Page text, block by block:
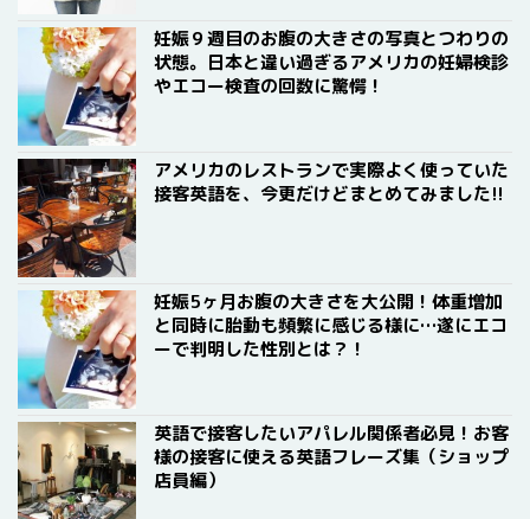
妊娠９週目のお腹の大きさの写真とつわりの
状態。日本と違い過ぎるアメリカの妊婦検診
やエコー検査の回数に驚愕！
アメリカのレストランで実際よく使っていた
接客英語を、今更だけどまとめてみました!!
妊娠5ヶ月お腹の大きさを大公開！体重増加
と同時に胎動も頻繁に感じる様に…遂にエコ
ーで判明した性別とは？！
英語で接客したいアパレル関係者必見！お客
様の接客に使える英語フレーズ集（ショップ
店員編）